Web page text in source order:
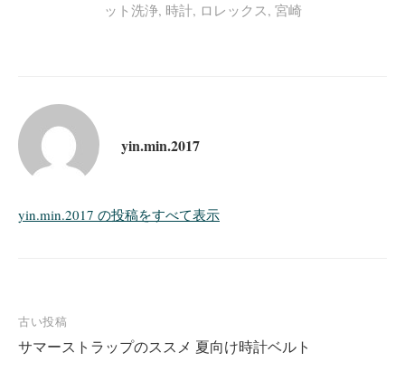
ット洗浄, 時計, ロレックス, 宮崎
yin.min.2017
yin.min.2017 の投稿をすべて表示
投
稿
古い投稿
サマーストラップのススメ 夏向け時計ベルト